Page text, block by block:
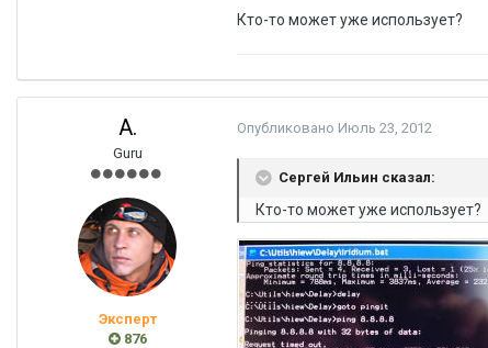
Кто-то может уже использует?
A.
Guru
Эксперт
876
Опубликовано Июль 23, 2012
Сергей Ильин сказал:
Кто-то может уже использует?